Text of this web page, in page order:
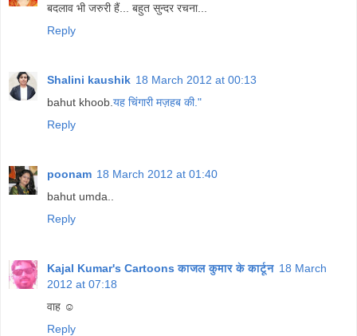
बदलाव भी जरुरी हैं... बहुत सुन्दर रचना...
Reply
Shalini kaushik 18 March 2012 at 00:13
bahut khoob. यह चिंगारी मज़हब की."
Reply
poonam 18 March 2012 at 01:40
bahut umda..
Reply
Kajal Kumar's Cartoons काजल कुमार के कार्टून 18 March
2012 at 07:18
वाह ☺
Reply